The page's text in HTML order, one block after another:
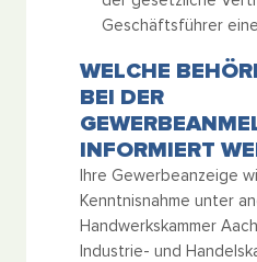
Geschäftsführer
WELCHE
BEI DER
INFORMIERT
Ihre Gewerbeanzeige
Kenntnisnahme unter
Handwerkskammer
Industrie- und